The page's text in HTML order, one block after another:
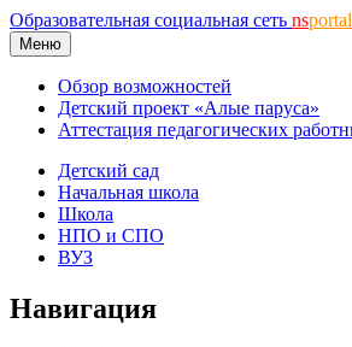
Образовательная социальная сеть ns
Меню
Обзор возможностей
Детский проект «Алые паруса»
Аттестация педагогических
Детский сад
Начальная школа
Школа
НПО и СПО
ВУЗ
Навигация